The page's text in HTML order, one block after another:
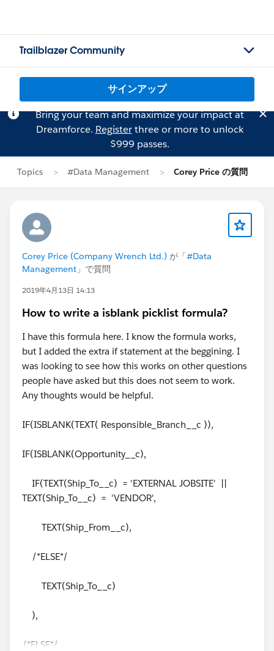
Trailblazer Community
サインアップ
Bring your team and maximize your impact at
Dreamforce. Registerthree or more to unlock
$999 passes.
Topics #Data Management Corey Price の質問
Corey Price (Company Wrench Ltd.) が「#Data
Management 」で質問
2019年4月13日 14:13
How to write a isblank picklist formula?
I have this formula here. I know the formula works,
but I added the extra if statement at the beggining. I
was looking to see how this works on other questions
people have asked but this does not seem to work.
Any thoughts would be helpful.
IF(ISBLANK(TEXT( Responsible_Branch__c )),
IF(ISBLANK(Opportunity__c),
IF(TEXT(Ship_To__c) = 'EXTERNAL JOBSITE' ||
TEXT(Ship_To__c) = 'VENDOR',
TEXT(Ship_From__c),
/*ELSE*/
TEXT(Ship_To__c)
),
/*ELSE*/